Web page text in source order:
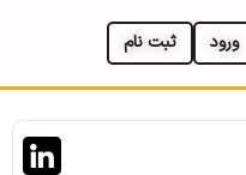
ثبت نام ورود